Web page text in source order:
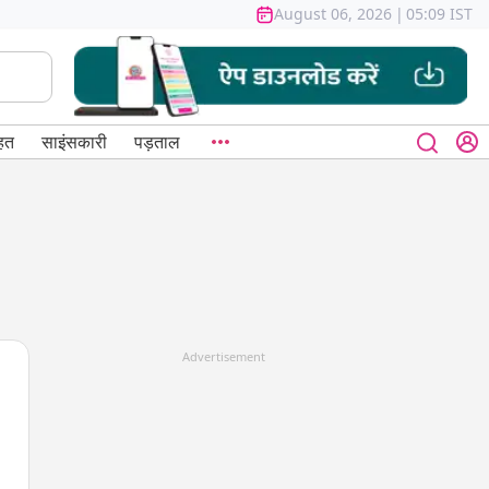
August 06, 2026 | 05:09 IST
साइंसकारी पड़ताल
Advertisement